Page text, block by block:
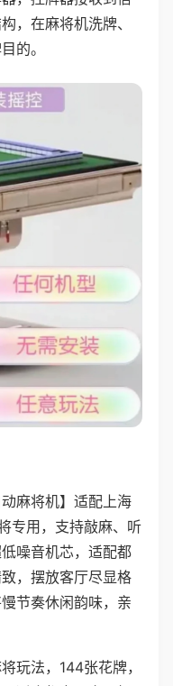
，在麻将机洗牌、
的。
麻将机】适配上海
专用，支持敲麻、听
噪音机芯，适配都
，摆放客厅尽显格
节奏休闲韵味，亲
玩法，144张花牌，